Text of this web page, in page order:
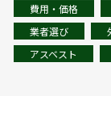
費用・価格
業者選び
アスベスト